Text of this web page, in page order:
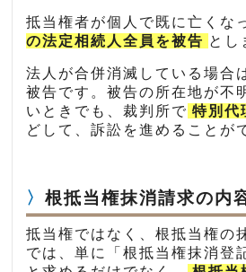
抵当権者が個人で既に亡くな
の法定相続人全員を被告 とし
法人が合併消滅している場合
被告です。被告の所在地が不
いときでも、裁判所で 特別代
どして、訴訟を進めることが
根抵当権抹消請求の内
抵当権ではなく、根抵当権の
では、単に「根抵当権抹消登